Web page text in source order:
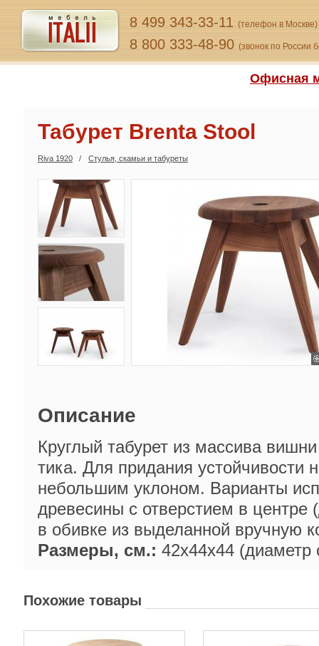
8 499 343-33-11 (телефон в Москве)
8 800 333-48-90 (звонок по России
Офисная
Табурет Brenta Stool
Riva 1920 Стулья, скамьи и табуреты
Описание
Круглый табурет из массива
тика. Для придания устойчивости
небольшим уклоном. Варианты
древесины с отверстием в центре
в обивке из выделанной вручную
Размеры, см.: 42x44x44 (диаметр
Похожие товары